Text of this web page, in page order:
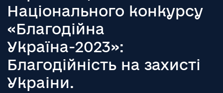
Національного конкурсу
«Благодійна
Україна-2023»:
Благодійність на захисті
Украіни.